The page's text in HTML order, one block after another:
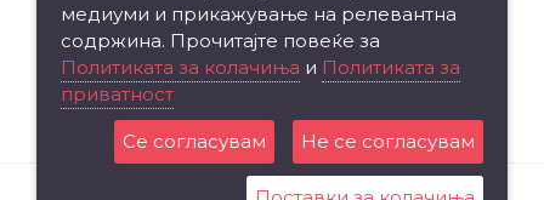
Вредносен ваучер
Партнерска програма
медиуми и прикажување на релевантна
содржина. Прочитајте повеќе за
Политиката за колачиња и Политиката за
приватност
Се согласувам Не се согласувам